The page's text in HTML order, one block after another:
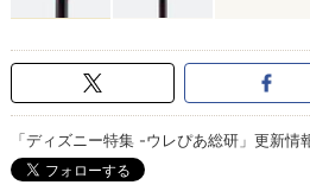
「ディズニー特集 -ウレぴあ総研」更新情